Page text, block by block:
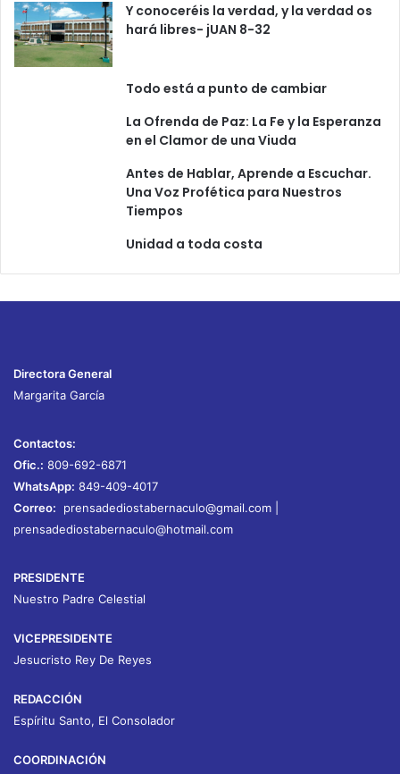
Y conoceréis la verdad, y la verdad os
hará libres- jUAN 8-32
Todo está a punto de cambiar
La Ofrenda de Paz: La Fe y la Esperanza
en el Clamor de una Viuda
Antes de Hablar, Aprende a Escuchar.
Una Voz Profética para Nuestros
Tiempos
Unidad a toda costa
Directora General
Margarita García
Contactos:
Ofic.: 809-692-6871
WhatsApp: 849-409-4017
Correo:
prensadediostabernaculo@gmail.com
prensadediostabernaculo@hotmail.com
PRESIDENTE
Nuestro Padre Celestial
VICEPRESIDENTE
Jesucristo Rey De Reyes
REDACCIÓN
Espíritu Santo, El Consolador
COORDINACIÓN